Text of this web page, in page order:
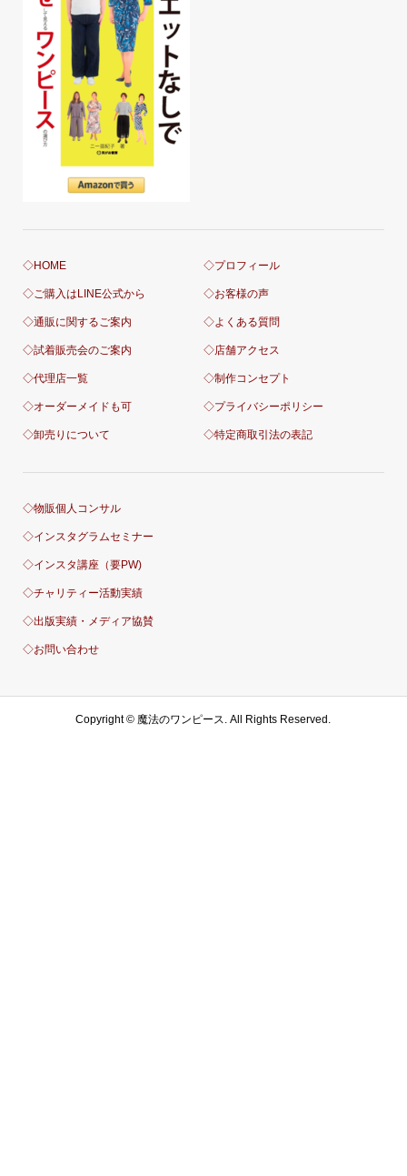
◇HOME
◇ご購入はLINE公式から
◇通販に関するご案内
◇試着販売会のご案内
◇代理店一覧
◇オーダーメイドも可
◇卸売りについて
◇プロフィール
◇お客様の声
◇よくある質問
◇店舗アクセス
◇制作コンセプト
◇プライバシーポリシー
◇特定商取引法の表記
◇物販個人コンサル
◇インスタグラムセミナー
◇インスタ講座（要PW)
◇チャリティー活動実績
◇出版実績・メディア協賛
◇お問い合わせ
Copyright © 魔法のワンピース. All Rights Reserved.